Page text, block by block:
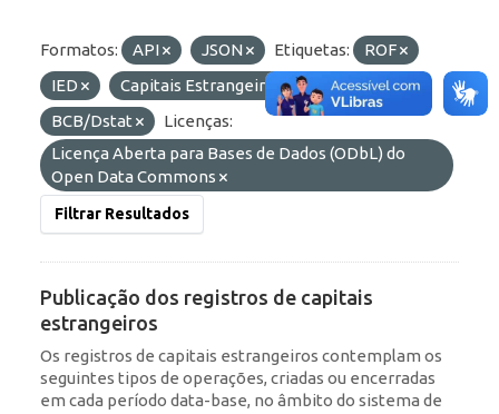
Formatos: API JSON Etiquetas:
ROF
IED
Capitais Estrangeiros
Organizações:
BCB/Dstat
Licenças:
Licença Aberta para Bases de Dados (ODbL) do
Open Data Commons
Filtrar Resultados
Publicação dos registros de capitais
estrangeiros
Os registros de capitais estrangeiros contemplam os
seguintes tipos de operações, criadas ou encerradas
em cada período data-base, no âmbito do sistema de